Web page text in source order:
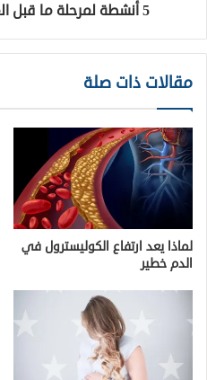
5 أنشطة لمرحلة ما قبل المدرسة للعب مع الأجداد
مقالات ذات صلة
لماذا يعد ارتفاع الكوليسترول في
الدم خطير